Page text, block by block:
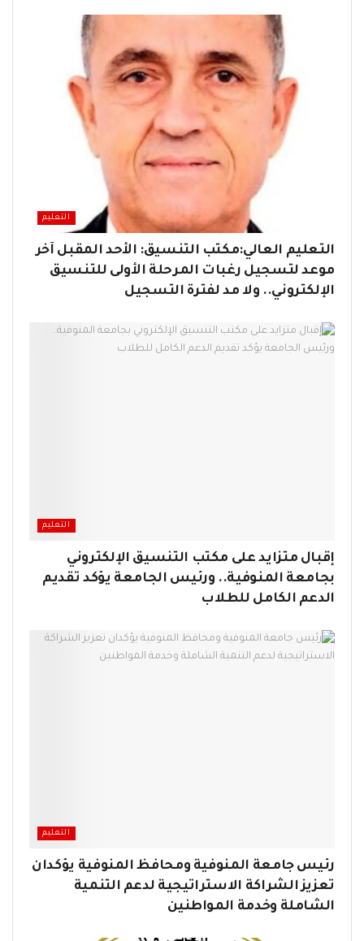
التعليم
التعليم العالي:مكتب التنسيق: الأحد المقبل آخر
موعد لتسجيل رغبات المرحلة الأولى للتنسيق
الإلكتروني.. ولا مد لفترة التسجيل
التعليم
إقبال متزايد على مكتب التنسيق الإلكتروني
بجامعة المنوفية.. ورئيس الجامعة يؤكد تقديم
الدعم الكامل للطلاب
التعليم
رئيس جامعة المنوفية ومحافظ المنوفية يؤكدان
تعزيز الشراكة الاستراتيجية لدعم التنمية
الشاملة وخدمة المواطنين